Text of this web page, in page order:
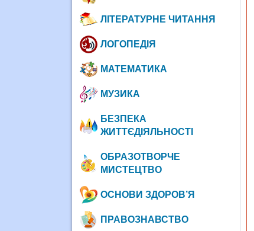
ЛІТЕРАТУРНЕ ЧИТАННЯ
ЛОГОПЕДІЯ
МАТЕМАТИКА
МУЗИКА
БЕЗПЕКА
ЖИТТЄДІЯЛЬНОСТІ
ОБРАЗОТВОРЧЕ
МИСТЕЦТВО
ОСНОВИ ЗДОРОВ’Я
ПРАВОЗНАВСТВО